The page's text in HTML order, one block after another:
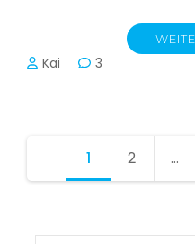
Kai 3
1 Seite
2 …